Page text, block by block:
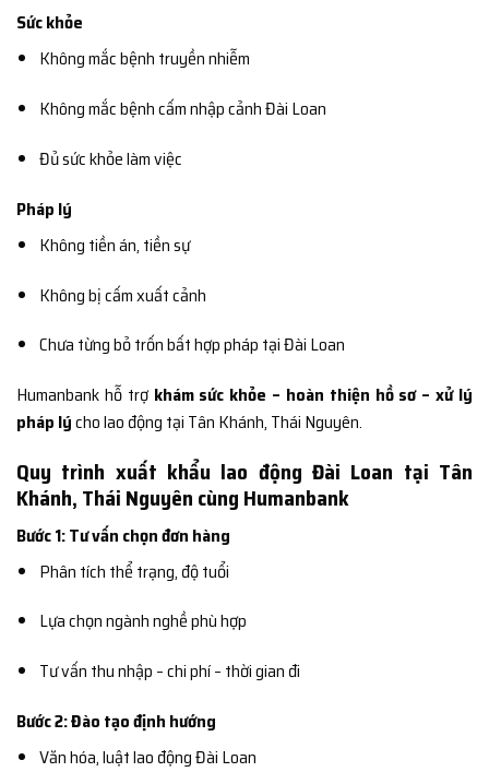
Sức khỏe
Không mắc bệnh truyền nhiễm
Không mắc bệnh cấm nhập cảnh Đài Loan
Đủ sức khỏe làm việc
Pháp lý
Không tiền án, tiền sự
Không bị cấm xuất cảnh
Chưa từng bỏ trốn bất hợp pháp tại Đài Loan
Humanbank hỗ trợ khám sức khỏe – hoàn thiện hồ sơ – xử lý
pháp lýcho lao động tại Tân Khánh, Thái Nguyên.
Quy trình xuất khẩu lao động Đài Loan tại Tân
Khánh, Thái Nguyên cùng Humanbank
Bước 1: Tư vấn chọn đơn hàng
Phân tích thể trạng, độ tuổi
Lựa chọn ngành nghề phù hợp
Tư vấn thu nhập – chi phí – thời gian đi
Bước 2: Đào tạo định hướng
Văn hóa, luật lao động Đài Loan